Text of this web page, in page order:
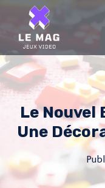
content
Le Nouvel
Une